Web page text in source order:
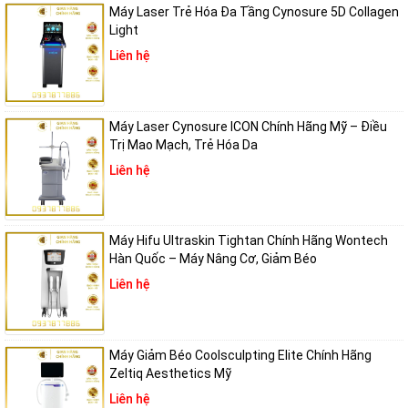
Nguyên lý hoạt động của laser Nd:YAG Revlite SI
Ứng dụng của Revlite SI trong thẩm mỹ
Revlite SI được ứng dụng rộng rãi trong thẩm mỹ hiện đại nhờ khả
năng xử lý đa dạng các vấn đề về da từ sắc tố, xóa xăm đến trẻ hóa,
mang lại hiệu quả cao nhưng vẫn đảm bảo an toàn và không xâm lấn.
Xóa xăm đa màu hiệu quả cao
Revlite SI được đánh giá là một trong những thiết bị xóa xăm tiên
tiến hiện nay, có khả năng xử lý nhiều màu mực khác nhau như đen,
xanh, đỏ, vàng hay xanh lá – kể cả những màu vốn khó điều trị bằng
Máy Laser Trẻ Hóa Đa Tầng Cynosure 5D Collagen
Light
Liên hệ
Máy Laser Cynosure ICON Chính Hãng Mỹ – Điều
Trị Mao Mạch, Trẻ Hóa Da
Liên hệ
Máy Hifu Ultraskin Tightan Chính Hãng Wontech
Hàn Quốc – Máy Nâng Cơ, Giảm Béo
Liên hệ
Máy Giảm Béo Coolsculpting Elite Chính Hãng
Zeltiq Aesthetics Mỹ
Liên hệ